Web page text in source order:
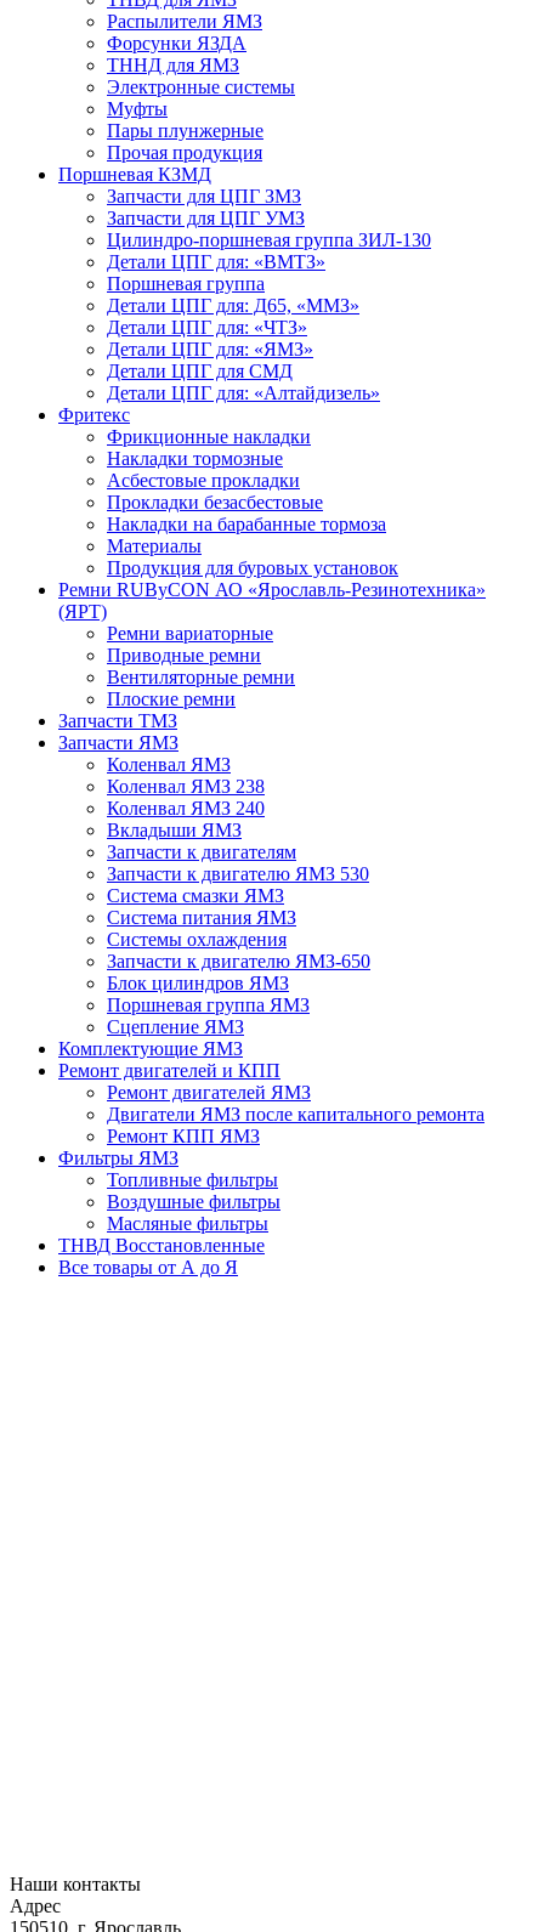
Распылители ЯМЗ
Форсунки ЯЗДА
ТННД для ЯМЗ
Электронные системы
Муфты
Пары плунжерные
Прочая продукция
Поршневая КЗМД
Запчасти для ЦПГ ЗМЗ
Запчасти для ЦПГ УМЗ
Цилиндро-поршневая группа ЗИЛ-130
Детали ЦПГ для: «ВМТЗ»
Поршневая группа
Детали ЦПГ для: Д65, «ММЗ»
Детали ЦПГ для: «ЧТЗ»
Детали ЦПГ для: «ЯМЗ»
Детали ЦПГ для СМД
Детали ЦПГ для: «Алтайдизель»
Фритекс
Фрикционные накладки
Накладки тормозные
Асбестовые прокладки
Прокладки безасбестовые
Накладки на барабанные тормоза
Материалы
Продукция для буровых установок
Ремни RUByCON АО «Ярославль-Резинотехника»
(ЯРТ)
Ремни вариаторные
Приводные ремни
Вентиляторные ремни
Плоские ремни
Запчасти ТМЗ
Запчасти ЯМЗ
Коленвал ЯМЗ
Коленвал ЯМЗ 238
Коленвал ЯМЗ 240
Вкладыши ЯМЗ
Запчасти к двигателям
Запчасти к двигателю ЯМЗ 530
Система смазки ЯМЗ
Система питания ЯМЗ
Системы охлаждения
Запчасти к двигателю ЯМЗ-650
Блок цилиндров ЯМЗ
Поршневая группа ЯМЗ
Сцепление ЯМЗ
Комплектующие ЯМЗ
Ремонт двигателей и КПП
Ремонт двигателей ЯМЗ
Двигатели ЯМЗ после капитального ремонта
Ремонт КПП ЯМЗ
Фильтры ЯМЗ
Топливные фильтры
Воздушные фильтры
Масляные фильтры
ТНВД Восстановленные
Все товары от А до Я
Наши контакты
Адрес
150510, г. Ярославль,